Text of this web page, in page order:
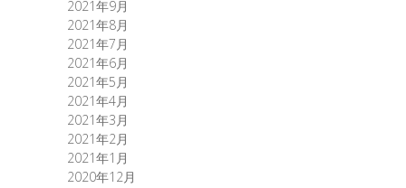
2021年9月
2021年8月
2021年7月
2021年6月
2021年5月
2021年4月
2021年3月
2021年2月
2021年1月
2020年12月